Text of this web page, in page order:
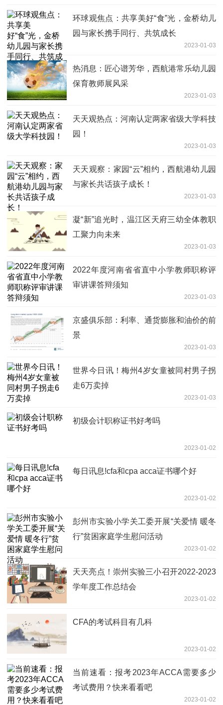
环球观焦点：共享美好“食”光，金桥幼儿
园与家长携手同行、共筑成长
2023-01-03
热消息：匠心谱芳华，西航港常乐幼儿园
保育教师展风采
2023-01-03
天天观热点：河南认定两家省级大学科技
园！
2023-01-03
天天观察：家园“云”相约，西航港幼儿园
与家长共话孩子成长！
2023-01-03
凝“新”追光时，温江区天府三幼全体教职
工聚力向未来
2023-01-03
2022年度河南省省直中小学教师职称评
审讲课答辩须知
2023-01-03
京盛俱乐部：利率、通货膨胀和油价的前
景
2023-01-03
世界今日讯！梅州4岁女童被同村男子拐
走6万卖掉
2023-01-03
初级会计职称证书好考吗
2023-01-02
每日讯息!cfa和cpa acca证书哪个好
2023-01-02
彭州市实验小学关工委开展“关爱情 暖冬
行”贫困家庭学生慰问活动
2023-01-02
天天亮点！崇州实验三小召开2022-2023
学年度工作总结会
2023-01-02
CFA的考试科目有几科
2023-01-02
当前速看：报考2023年ACCA需要多少
考试费用？快来看看吧
2023-01-02